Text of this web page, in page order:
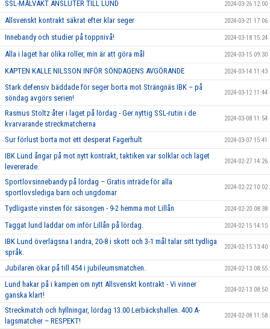
SSL-MÅLVAKT ANSLUTER TILL LUND 2024-03-26 12:00
Allsvenskt kontrakt säkrat efter klar seger 2024-03-21 17:06
Innebandy och studier på toppnivå! 2024-03-18 15:24
Alla i laget har olika roller, min är att göra mål 2024-03-15 09:30
KAPTEN KALLE NILSSON INFÖR SÖNDAGENS AVGÖRANDE 2024-03-14 11:43
Stark defensiv bäddade för seger borta mot Strängnäs IBK – på
söndag avgörs serien!
2024-03-12 11:44
Rasmus Stoltz åter i laget på lördag - Ger nyttig SSL-rutin i de
kvarvarande streckmatcherna
2024-03-08 11:54
Sur förlust borta mot ett desperat Fagerhult 2024-03-07 15:41
IBK Lund ångar på mot nytt kontrakt, taktiken var solklar och laget
levererade.
2024-02-27 14:26
Sportlovsinnebandy på lördag – Gratis inträde för alla
sportlovslediga barn och ungdomar
2024-02-22 10:02
Tydligaste vinsten för säsongen - 9-2 hemma mot Lillån 2024-02-20 08:38
Taggat lund laddar om inför Lillån på lördag. 2024-02-15 14:15
IBK Lund överlägsna I andra, 20-8 i skott och 3-1 mål talar sitt tydliga
språk.
2024-02-15 13:40
Jubilaren ökar på till 454 i jubileumsmatchen. 2024-02-13 08:55
Lund hakar på i kampen om nytt Allsvenskt kontrakt - Vi vinner
ganska klart!
2024-02-13 08:50
Streckmatch och hyllningar, lördag 13.00 Lerbäckshallen. 400 A-
lagsmatcher – RESPEKT!
2024-02-08 11:58